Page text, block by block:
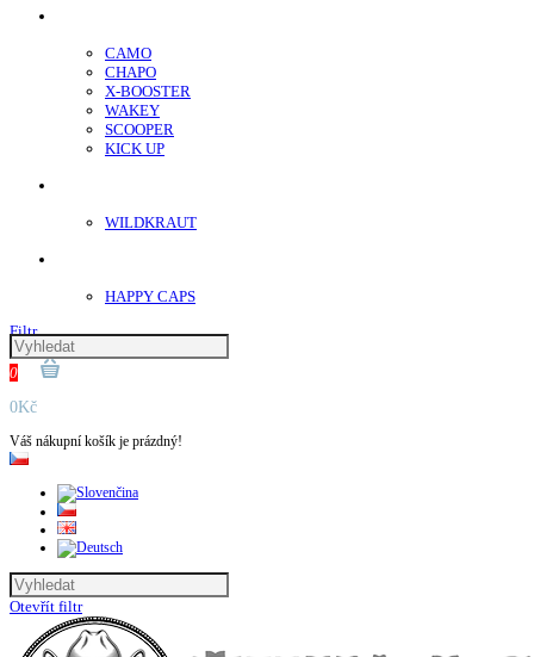
CAMO
CHAPO
X-BOOSTER
WAKEY
SCOOPER
KICK UP
WILDKRAUT
HAPPY CAPS
Filtr
0
0Kč
Váš nákupní košík je prázdný!
Otevřít filtr